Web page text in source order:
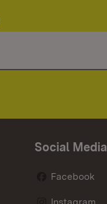
Social Media
Facebook